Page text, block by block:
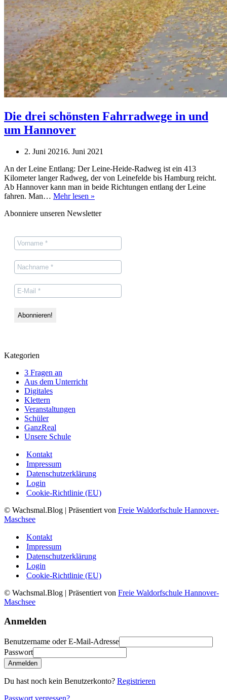
Die drei schönsten Fahrradwege in und
um Hannover
2. Juni 20216. Juni 2021
An der Leine Entlang: Der Leine-Heide-Radweg ist ein 413
Kilometer langer Radweg, der von Leinefelde bis Hamburg reicht.
Ab Hannover kann man in beide Richtungen entlang der Leine
fahren. Man… Mehr lesen »
schönsten
um
Hannover
Abonniere unseren Newsletter
Kategorien
3 Fragen an
Aus dem Unterricht
Digitales
Klettern
Veranstaltungen
Schüler
GanzReal
Unsere Schule
Kontakt
Impressum
Datenschutzerklärung
Login
Cookie-Richtlinie (EU)
© Wachsmal.Blog | Präsentiert von Freie Waldorfschule Hannover-
Maschsee
Kontakt
Impressum
Datenschutzerklärung
Login
Cookie-Richtlinie (EU)
© Wachsmal.Blog | Präsentiert von Freie Waldorfschule Hannover-
Maschsee
Anmelden
Benutzername oder E-Mail-Adresse
Passwort
Anmelden
Du hast noch kein Benutzerkonto? Registrieren